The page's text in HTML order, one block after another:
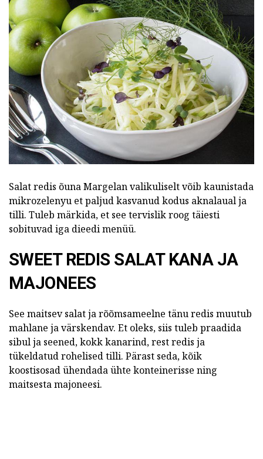
Salat redis õuna Margelan valikuliselt võib kaunistada
mikrozelenyu et paljud kasvanud kodus aknalaual ja
tilli. Tuleb märkida, et see tervislik roog täiesti
sobituvad iga dieedi menüü.
SWEET REDIS SALAT KANA JA
MAJONEES
See maitsev salat ja rõõmsameelne tänu redis muutub
mahlane ja värskendav. Et oleks, siis tuleb praadida
sibul ja seened, kokk kanarind, rest redis ja
tükeldatud rohelised tilli. Pärast seda, kõik
koostisosad ühendada ühte konteinerisse ning
maitsesta majoneesi.